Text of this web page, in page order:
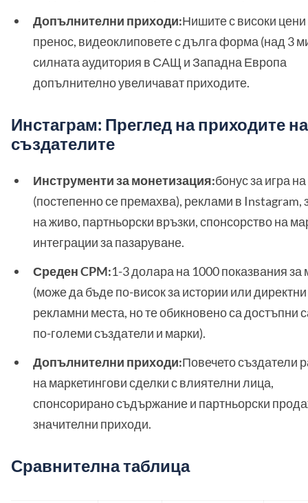
Допълнителни приходи:Нишите с високи цени
пренос, видеоклиповете с дълга форма (над 3
силната аудитория в САЩ и Западна Европа
допълнително увеличават приходите.
Инстаграм: Преглед на приходите на
създателите
Инструменти за монетизация:бонус за игра
(постепенно се премахва), реклами в Instagram,
на живо, партньорски връзки, спонсорство на
интеграции за пазаруване.
Среден CPM:1-3 долара на 1000 показвания за
(може да бъде по-висок за истории или директни
рекламни места, но те обикновено са достъпни
по-големи създатели и марки).
Допълнителни приходи:Повечето създатели
на маркетингови сделки с влиятелни лица,
спонсорирано съдържание и партньорски
значителни приходи.
Сравнителна таблица